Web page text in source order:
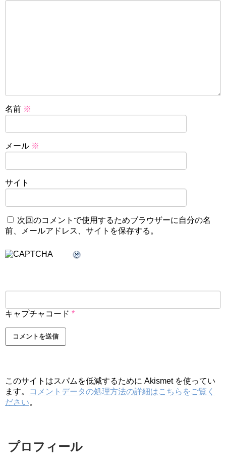
名前 ※
メール ※
サイト
次回のコメントで使用するためブラウザーに自分の名
前、メールアドレス、サイトを保存する。
キャプチャコード *
このサイトはスパムを低減するために Akismet を使ってい
ます。
コメントデータの処理方法の詳細はこちらをご覧く
ださい。
プロフィール